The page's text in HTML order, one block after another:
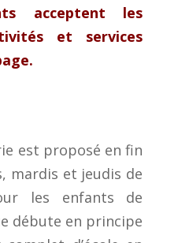
acceptent les
et services
est proposé en fin
mardis et jeudis de
les enfants de
débute en principe